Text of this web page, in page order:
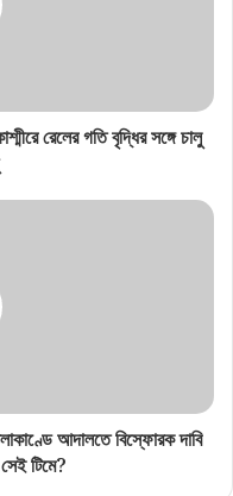
রেলের গতি বৃদ্ধির সঙ্গে চালু
আদালতে বিস্ফোরক দাবি
টিমে?